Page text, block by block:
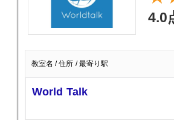
4.0
教室名 / 住所 / 最寄り駅
World Talk